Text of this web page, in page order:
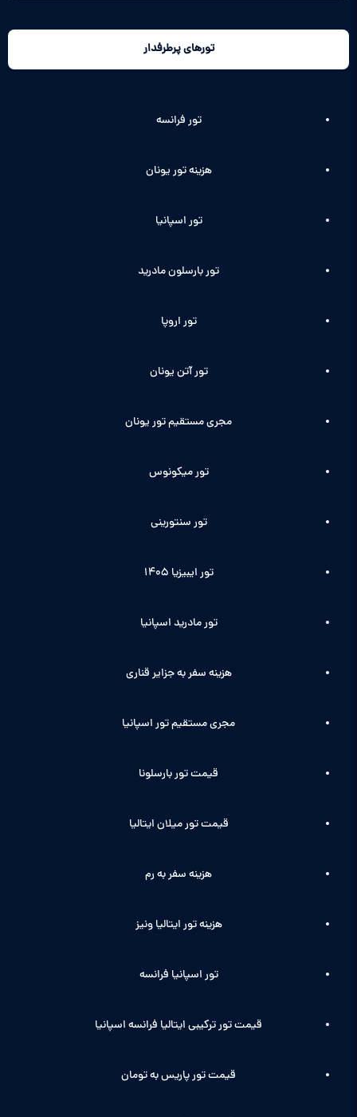
تورهای پرطرفدار
تور فرانسه
هزینه تور یونان
تور اسپانیا
تور بارسلون مادرید
تور اروپا
تور آتن یونان
مجری مستقیم تور یونان
تور میکونوس
تور سنتورینی
تور ایبیزیا 1405
تور مادرید اسپانیا
هزینه سفر به جزایر قناری
مجری مستقیم تور اسپانیا
قیمت تور بارسلونا
قیمت تور میلان ایتالیا
هزینه سفر به رم
هزینه تور ایتالیا ونیز
تور اسپانیا فرانسه
قیمت تور ترکیبی ایتالیا فرانسه اسپانیا
قیمت تور پاریس به تومان